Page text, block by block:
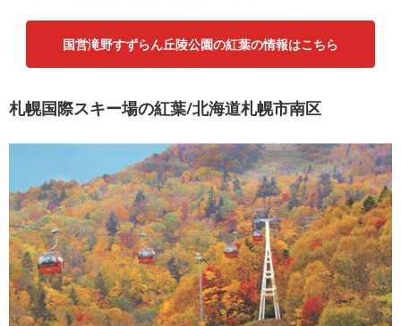
国営滝野すずらん丘陵公園の紅葉の情報はこちら
札幌国際スキー場の紅葉/北海道札幌市南区